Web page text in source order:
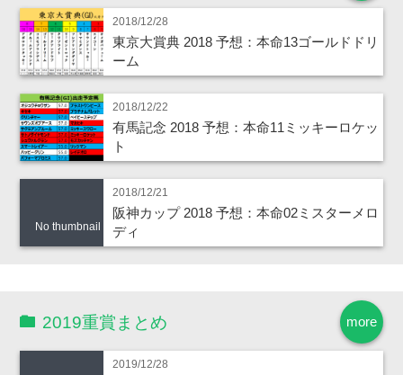
2018/12/28
東京大賞典 2018 予想：本命13ゴールドドリ
ーム
2018/12/22
有馬記念 2018 予想：本命11ミッキーロケッ
ト
No thumbnail
2018/12/21
阪神カップ 2018 予想：本命02ミスターメロ
ディ
more
2019重賞まとめ
2019/12/28